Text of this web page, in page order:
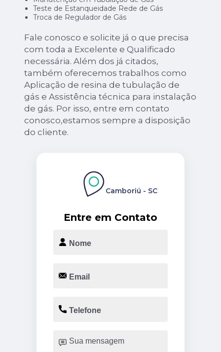
Teste de Estanqueidade Rede de Gás
Troca de Regulador de Gás
Fale conosco e solicite já o que precisa
com toda a Excelente e Qualificado
necessária. Além dos já citados,
também oferecemos trabalhos como
Aplicação de resina de tubulação de
gás e Assistência técnica para instalação
de gás. Por isso, entre em contato
conosco,estamos sempre a disposição
do cliente.
Entre em Contato
Camboriú - SC